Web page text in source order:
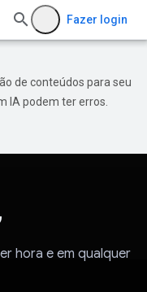
Fazer login
de conteúdos para seu
IA podem ter erros.
hora e em qualquer